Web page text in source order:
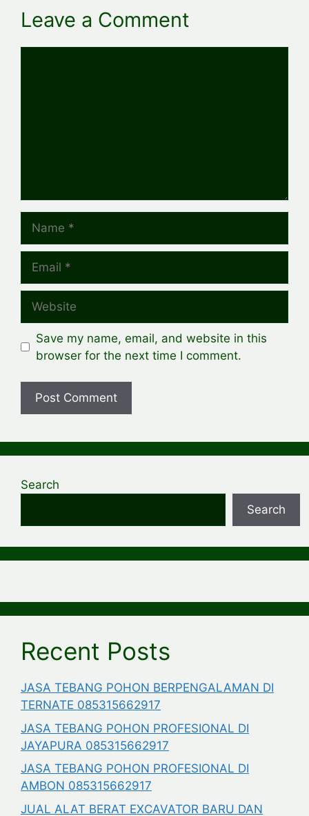
Leave a Comment
Save my name, email, and website in this
browser for the next time I comment.
Search
Search
Recent Posts
JASA TEBANG POHON BERPENGALAMAN DI
TERNATE 085315662917
JASA TEBANG POHON PROFESIONAL DI
JAYAPURA 085315662917
JASA TEBANG POHON PROFESIONAL DI
AMBON 085315662917
JUAL ALAT BERAT EXCAVATOR BARU DAN